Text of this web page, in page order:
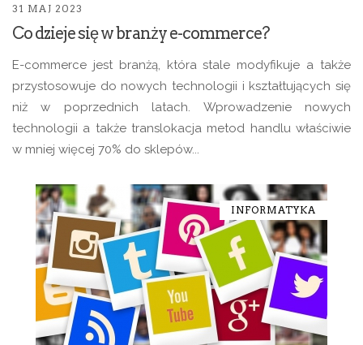
31 MAJ 2023
Co dzieje się w branży e-commerce?
E-commerce jest branżą, która stale modyfikuje a także
przystosowuje do nowych technologii i kształtujących się
niż w poprzednich latach. Wprowadzenie nowych
technologii a także translokacja metod handlu właściwie
w mniej więcej 70% do sklepów...
INFORMATYKA